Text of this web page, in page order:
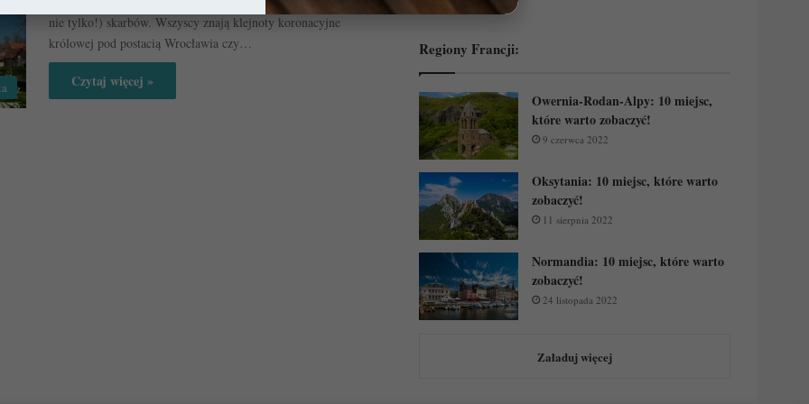
nie tylko!) skarbów. Wszyscy znają klejnoty koronacyjne
królowej pod postacią Wrocławia czy…
Czytaj więcej »
Regiony Francji:
Owernia-Rodan-Alpy: 10 miejsc,
które warto zobaczyć!
9 czerwca 2022
Oksytania: 10 miejsc, które warto
zobaczyć!
11 sierpnia 2022
Normandia: 10 miejsc, które warto
zobaczyć!
24 listopada 2022
Załaduj więcej